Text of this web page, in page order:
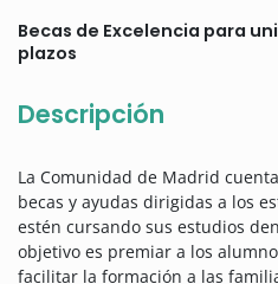
Becas de Excelencia para
plazos
Descripción
La Comunidad de Madrid
becas y ayudas dirigidas a los
estén cursando sus estudios
objetivo es premiar a los
facilitar la formación a las